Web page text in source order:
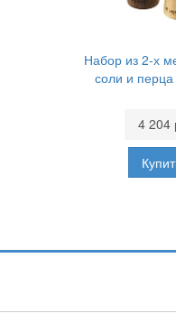
Набор из 2-х
соли и
4 204